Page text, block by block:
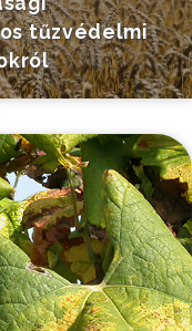
tűzvédelmi